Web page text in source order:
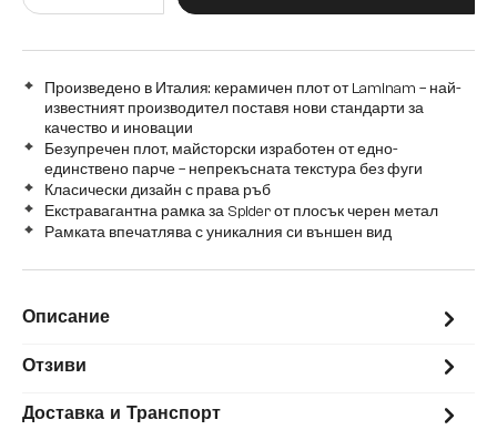
Произведено в Италия: керамичен плот от Laminam – най-
известният производител поставя нови стандарти за
качество и иновации
Безупречен плот, майсторски изработен от едно-
единствено парче – непрекъсната текстура без фуги
Класически дизайн с права ръб
Екстравагантна рамка за Spider от плосък черен метал
Рамката впечатлява с уникалния си външен вид
Описание
Отзиви
Доставка и Транспорт